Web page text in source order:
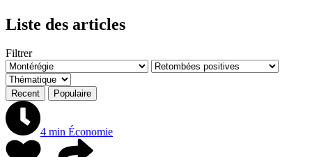
Liste des articles
Filtrer
Recent Populaire
4 min Économie